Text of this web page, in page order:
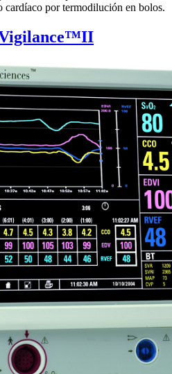
cardíaco por termodilución en bolos.